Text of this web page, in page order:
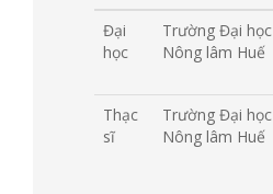
Đại
học
Trường Đại học
Nông lâm Huế
Thạc
sĩ
Trường Đại học
Nông lâm Huế